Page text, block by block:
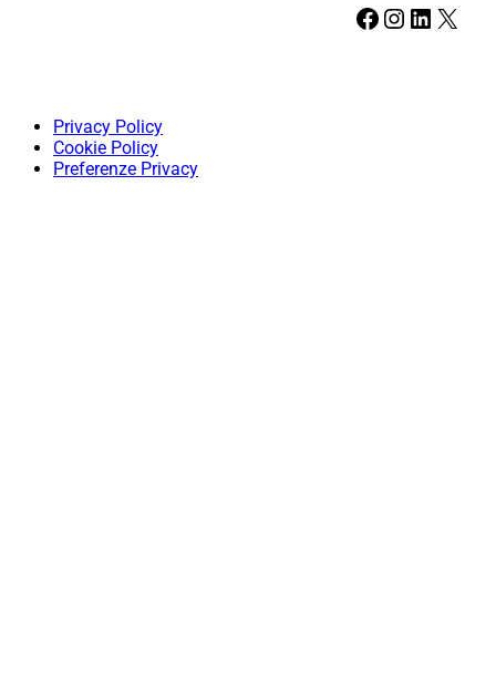
Facebook Instagram LinkedIn X
Privacy Policy
Cookie Policy
Preferenze Privacy